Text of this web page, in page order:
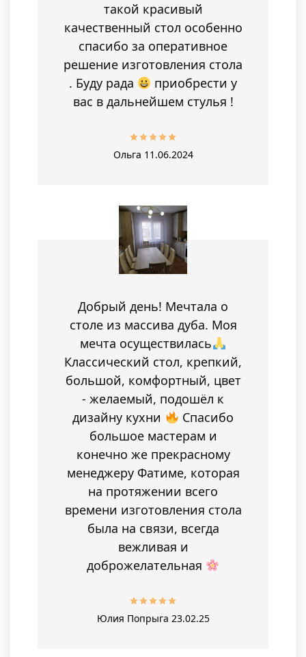
такой красивый
качественный стол особенно
спасибо за оперативное
решение изготовления стола
. Буду рада
приобрести у
вас в дальнейшем стулья !
Ольга 11.06.2024
Добрый день! Мечтала о
столе из массива дуба. Моя
мечта осуществилась
Классический стол, крепкий,
большой, комфортный, цвет
- желаемый, подошёл к
дизайну кухни
Спасибо
большое мастерам и
конечно же прекрасному
менеджеру Фатиме, которая
на протяжении всего
времени изготовления стола
была на связи, всегда
вежливая и
доброжелательная
Юлия Попрыга 23.02.25